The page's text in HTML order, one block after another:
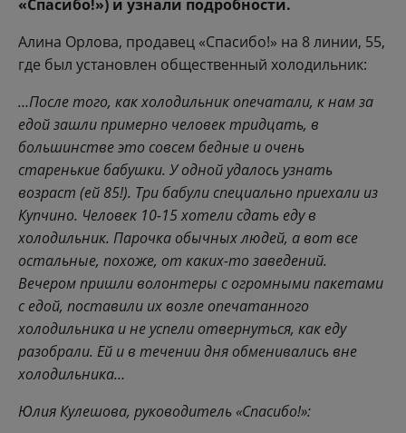
«Спасибо!») и узнали подробности.
Алина Орлова, продавец «Спасибо!» на 8 линии, 55,
где был установлен общественный холодильник:
…После того, как холодильник опечатали, к нам за
едой зашли примерно человек тридцать, в
большинстве это совсем бедные и очень
старенькие бабушки. У одной удалось узнать
возраст (ей 85!). Три бабули специально приехали из
Купчино. Человек 10-15 хотели сдать еду в
холодильник. Парочка обычных людей, а вот все
остальные, похоже, от каких-то заведений.
Вечером пришли волонтеры с огромными пакетами
с едой, поставили их возле опечатанного
холодильника и не успели отвернуться, как еду
разобрали. Ей и в течении дня обменивались вне
холодильника…
Юлия Кулешова, руководитель «Спасибо!»: